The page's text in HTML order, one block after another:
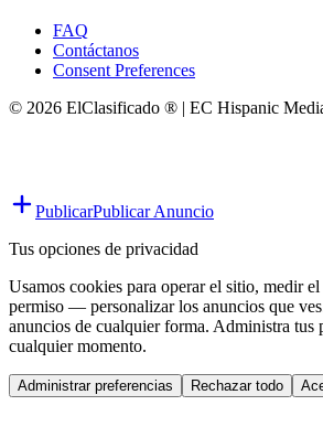
FAQ
Contáctanos
Consent Preferences
© 2026 ElClasificado ® | EC Hispanic
PublicarPublicar Anuncio
Tus opciones de privacidad
Usamos cookies para operar el sitio, medir
permiso — personalizar los anuncios que
anuncios de cualquier forma. Administra tus
cualquier momento.
Administrar preferencias Rechazar todo